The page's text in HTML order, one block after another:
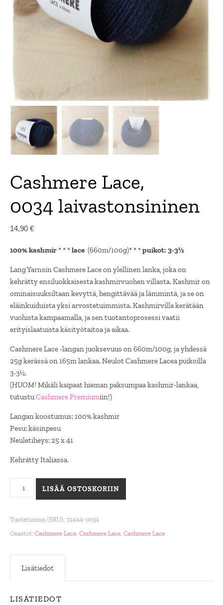
Cashmere Lace,
0034 laivastonsininen
14,90 €
100% kashmir * * *lace (660m/100g)* * *puikot: 3-3½
Lang Yarnsin Cashmere Lace on ylellinen lanka, joka on
kehrätty ensiluokkaisesta kashmirvuohen villasta. Kashmir on
ominaisuuksiltaan kevyttä, hengittävää ja lämmintä, ja se on
eläinkuiduista yksi arvostetuimmista. Kashmirvilla kerätään
vuohista kampaamalla, ja sen tuotantoprosessi vaatii
erityislaatuista käsityötaitoa ja aikaa.
Cashmere Lace -langan juoksevuus on 660m/100g, ja yhdessä
25g kerässä on 165m lankaa. Neulot Cashmere Lacea puikoilla
3-3½.
(HUOM! Mikäli kaipaat hieman paksumpaa kashmir-lankaa,
tutustu Cashmere Premiumiin!)
Langan koostumus: 100% kashmir
Pesu: käsinpesu
Neuletiheys: 25 x 41
Kehrätty Italiassa.
Cashmere Lace, 0034 laivastonsininen määrä
LISÄÄ OSTOSKORIIN
Tuotetunnus (SKU): 72444-0034
Osastot: Cashmere Lace, Cashmere Lace, Cashmere Lace
Lisätiedot
LISÄTIEDOT